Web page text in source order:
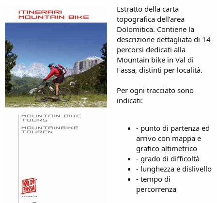
Estratto della carta
topografica dell’area
Dolomitica. Contiene la
descrizione dettagliata di 14
percorsi dedicati alla
Mountain bike in Val di
Fassa, distinti per località.
Per ogni tracciato sono
indicati:
- punto di partenza ed
arrivo con mappa e
grafico altimetrico
- grado di difficoltà
- lunghezza e dislivello
- tempo di
percorrenza